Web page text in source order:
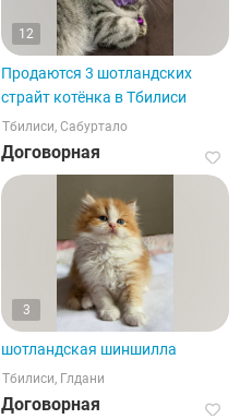
12
Продаются 3 шотландских
страйт котёнка в Тбилиси
Тбилиси, Сабуртало
Договорная
3
шотландская шиншилла
Тбилиси, Глдани
Договорная